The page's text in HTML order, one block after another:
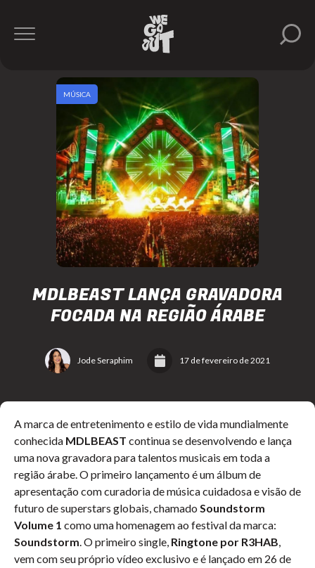
MDLBEAST LANÇA GRAVADORA
FOCADA NA REGIÃO ÁRABE
Jode Seraphim 17 de fevereiro de 2021
MÚSICA
A marca de entretenimento e estilo de vida mundialmente
conhecida MDLBEAST continua se desenvolvendo e lança
uma nova gravadora para talentos musicais em toda a
região árabe. O primeiro lançamento é um álbum de
apresentação com curadoria de música cuidadosa e visão de
futuro de superstars globais, chamado Soundstorm
Volume 1 como uma homenagem ao festival da marca:
Soundstorm. O primeiro single, Ringtone por R3HAB,
vem com seu próprio vídeo exclusivo e é lançado em 26 de